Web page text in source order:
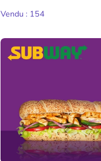
Vendu : 154